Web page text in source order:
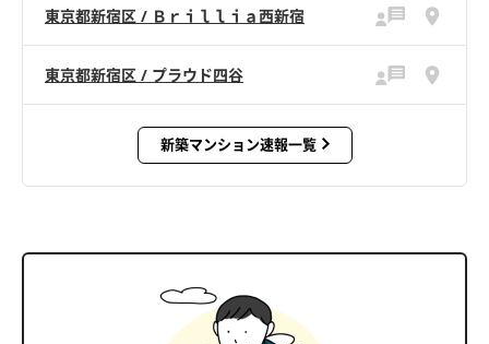
東京都新宿区 / Ｂｒｉｌｌｉａ西新宿
東京都新宿区 / プラウド四谷
新築マンション速報一覧